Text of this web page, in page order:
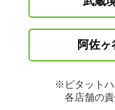
阿佐ヶ
※ピタットハ
各店舗の